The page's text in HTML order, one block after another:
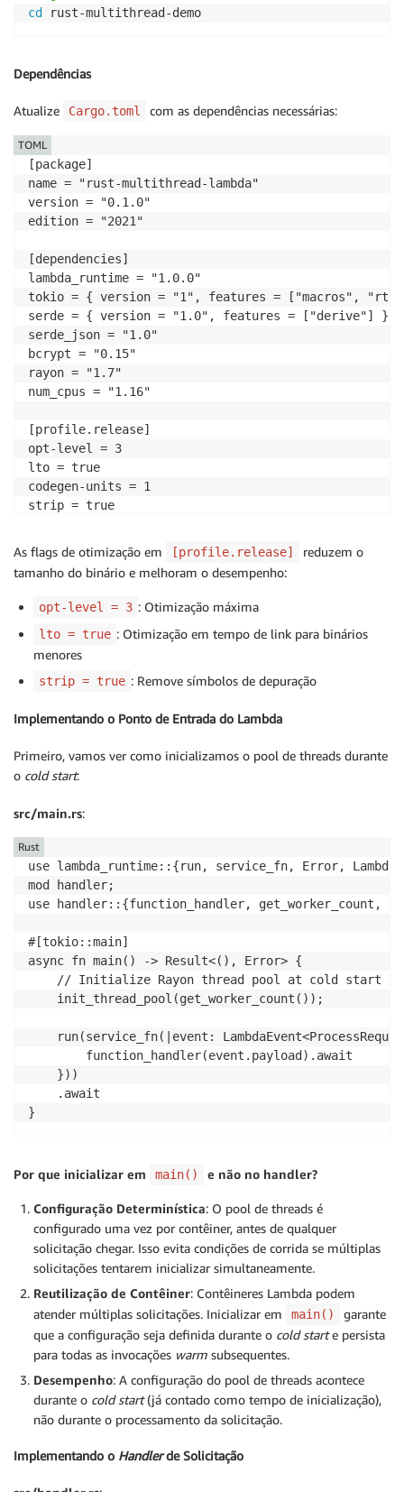
cd
rust-multithread-demo
Dependências
Atualize Cargo.toml com as dependências necessárias:
[package]
name = "rust-multithread-lambda"
version = "0.1.0"
edition = "2021"
[dependencies]
lambda_runtime = "1.0.0"
tokio = { version = "1", features = ["macros", "rt-
serde = { version = "1.0", features = ["derive"] }
serde_json = "1.0"
bcrypt = "0.15"
rayon = "1.7"
num_cpus = "1.16"
[profile.release]
opt-level = 3
lto = true
codegen-units = 1
strip = true
TOML
As flags de otimização em [profile.release]
reduzem o
tamanho do binário e melhoram o desempenho:
opt-level = 3 : Otimização máxima
lto = true : Otimização em tempo de link para binários
menores
strip = true : Remove símbolos de depuração
Implementando o Ponto de Entrada do Lambda
Primeiro, vamos ver como inicializamos o pool de threads durante
o cold start:
src/main.rs:
use lambda_runtime::{run, service_fn, Error,
mod handler;
use handler::{function_handler, get_worker_count,
#[tokio::main]
async fn main() -> Result<(), Error> {
// Initialize Rayon thread pool at cold start
    init_thread_pool(get_worker_count());
run(service_fn(|event:
        function_handler(event.payload).await
    }))
    .await
}
Rust
Por que inicializar em main() e não no handler?
Configuração Determinística: O pool de threads é
configurado uma vez por contêiner, antes de qualquer
solicitação chegar. Isso evita condições de corrida se múltiplas
solicitações tentarem inicializar simultaneamente.
Reutilização de Contêiner: Contêineres Lambda podem
atender múltiplas solicitações. Inicializar em
main()
garante
que a configuração seja definida durante o cold starte persista
para todas as invocações warm subsequentes.
Desempenho: A configuração do pool de threads acontece
durante o cold start(já contado como tempo de inicialização),
não durante o processamento da solicitação.
Implementando o Handlerde Solicitação